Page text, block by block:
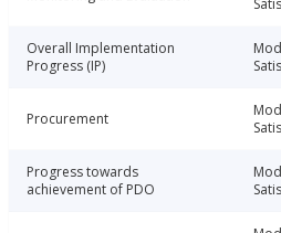
Overall Implementation
Progress (IP)
Procurement
Progress towards
achievement of PDO